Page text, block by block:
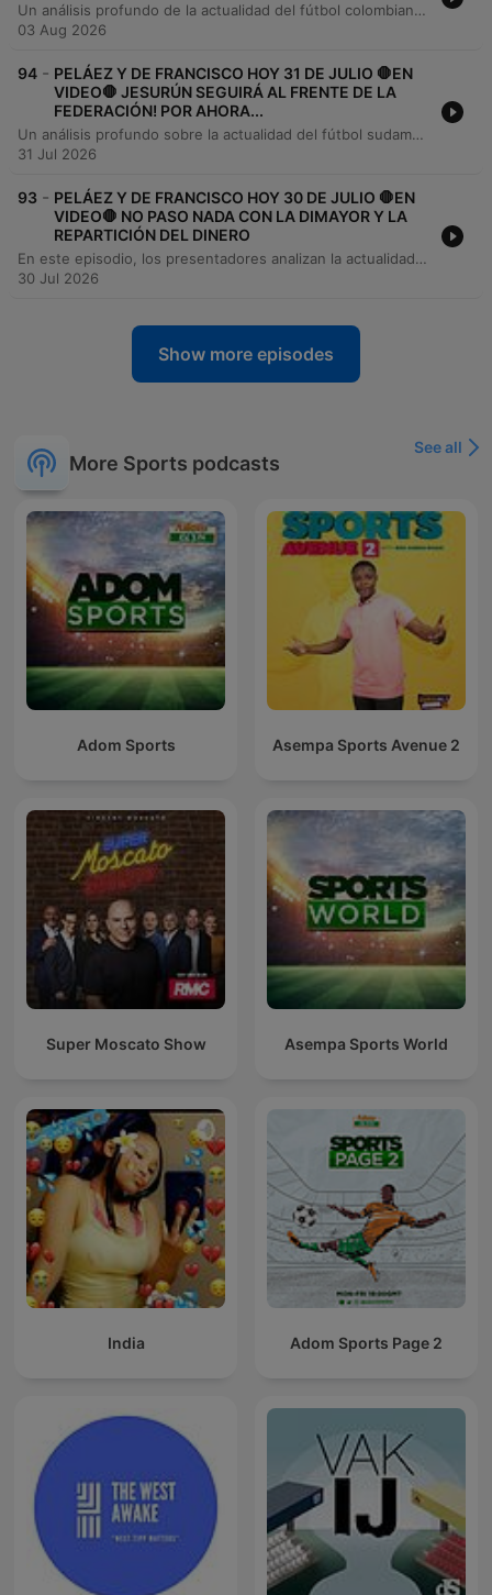
Un análisis profundo de la actualidad del fútbol colombiano e internacional. Se examinan los resultados de la liga local, destacando el desempeño de Santa Fe, América de Cali y Boyacá Chicó, además de las novedades en fichajes y la situación de la Selección Colombia Sub-19. El episodio también aborda temas de política deportiva global, incluyendo la sucesión en la FIFA, la crisis de los clubes argentinos, la situación de los derechos televisivos en Colombia y el panorama de jugadores destacados como Vinicius Jr.
03 Aug 2026
94 - PELÁEZ Y DE FRANCISCO HOY 31 DE JULIO 🛑EN
VIDEO🛑 JESURÚN SEGUIRÁ AL FRENTE DE LA
FEDERACIÓN! POR AHORA...
Un análisis profundo sobre la actualidad del fútbol sudamericano y mundial, comenzando con el desempeño de Santa Fe en la Copa Sudamericana y la situación de jugadores colombianos en el exterior. Se exploran temas críticos como la presión económica sobre los futbolistas, las regulaciones de apuestas en Europa y Brasil, y las tensiones políticas dentro de la FIFA. El episodio también aborda las transferencias del Real Madrid, la competencia de John Javier Durán en el Benfica y las controversias administrativas en el deporte colombiano, incluyendo disputas legales entre clubes y los intereses económicos detrás de la gestión de partidos amistosos de la Selección Colombia.
31 Jul 2026
93 - PELÁEZ Y DE FRANCISCO HOY 30 DE JULIO 🛑EN
VIDEO🛑 NO PASO NADA CON LA DIMAYOR Y LA
REPARTICIÓN DEL DINERO
En este episodio, los presentadores analizan la actualidad deportiva, comenzando con un homenaje a los futbolistas Cristino Centurión y Hernando 'El Mono' Tobar. Se repasan los resultados de la Copa Colombia, la situación de técnicos en Sudamérica y las alineaciones previstas para el campeonato local. Asimismo, se discuten movimientos del mercado de fichajes como el traspaso de Danilo Arboleda al San Lorenzo y rumores sobre Rodri hacia el Real Madrid. El programa también aborda las tensiones por los derechos de televisión en la DIMAYOR y las novedades sobre jugadores colombianos en ligas internacionales.
30 Jul 2026
Show more episodes
More Sports podcasts
See all
Adom Sports Asempa Sports Avenue 2
Super Moscato Show Asempa Sports World
India Adom Sports Page 2